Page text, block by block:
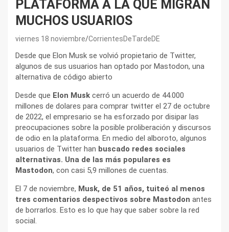
PLATAFORMA A LA QUE MIGRAN
MUCHOS USUARIOS
viernes 18 noviembre CorrientesDeTardeDE
Desde que Elon Musk se volvió propietario de Twitter,
algunos de sus usuarios han optado por Mastodon, una
alternativa de código abierto
Desde que Elon Musk cerró un acuerdo de 44.000
millones de dolares para comprar twitter el 27 de octubre
de 2022, el empresario se ha esforzado por disipar las
preocupaciones sobre la posible proliberación y discursos
de odio en la plataforma. En medio del alboroto, algunos
usuarios de Twitter han buscado redes sociales
alternativas. Una de las más populares es
Mastodon, con casi 5,9 millones de cuentas.
El 7 de noviembre, Musk, de 51 años, tuiteó al menos
tres comentarios despectivos sobre Mastodon antes
de borrarlos. Esto es lo que hay que saber sobre la red
social.